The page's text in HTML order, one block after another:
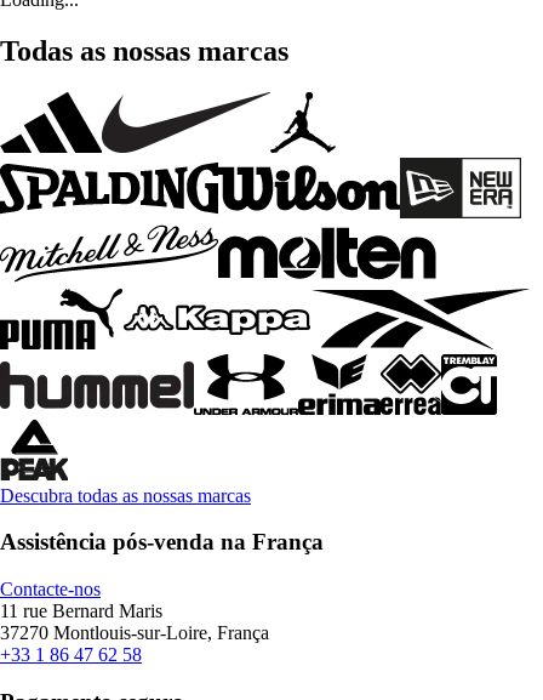
Todas as nossas marcas
Descubra todas as nossas marcas
Assistência pós-venda na França
Contacte-nos
11 rue Bernard Maris
37270 Montlouis-sur-Loire, França
+33 1 86 47 62 58